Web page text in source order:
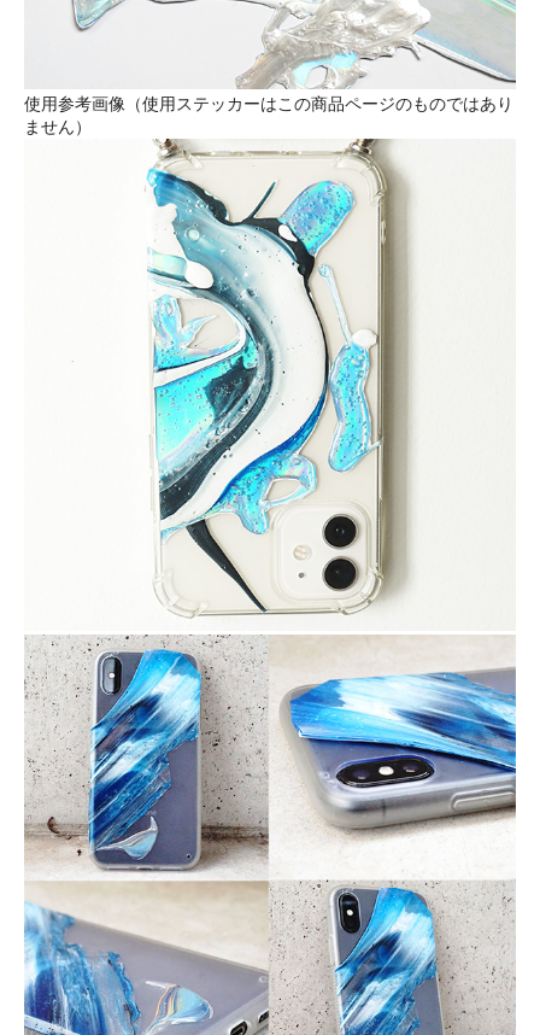
使用参考画像（使用ステッカーはこの商品ページのものではあり
ません）